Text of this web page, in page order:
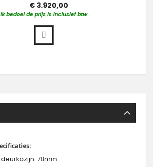
€ 3.920,00
ik bedoel de prijs is inclusief btw